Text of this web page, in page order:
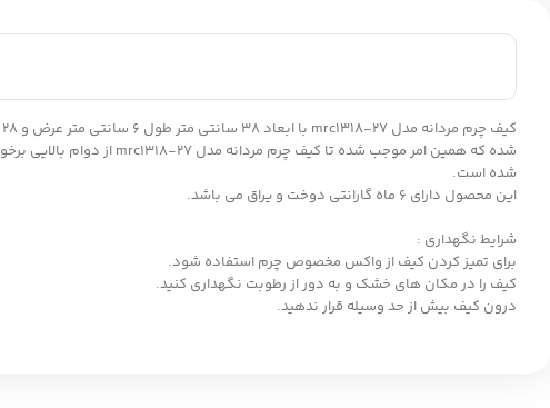
شده که همین امر موجب شده تا کیف چرم مردانه مدل mrc1318-27 از دوام بالایی برخوردار باشد. همچنین جنس داخلی کیف از آستر پارچه ای می باشد. در طراحی این
شده است.
این محصول دارای 6 ماه گارانتی دوخت و یراق می باشد.
شرایط نگهداری :
برای تمیز کردن کیف از واکس مخصوص چرم استفاده شود.
کیف را در مکان های خشک و به دور از رطوبت نگهداری کنید.
درون کیف بیش از حد وسیله قرار ندهید.